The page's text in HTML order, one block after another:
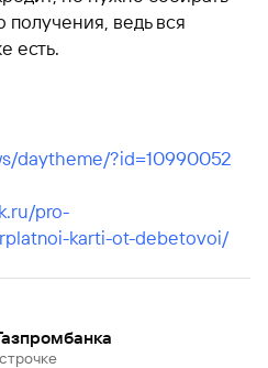
получения, ведь вся
есть.
daytheme/?id=10990052
pro-
karti-ot-debetovoi/